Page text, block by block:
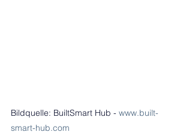
Bildquelle: BuiltSmart Hub - www.built-
smart-hub.com